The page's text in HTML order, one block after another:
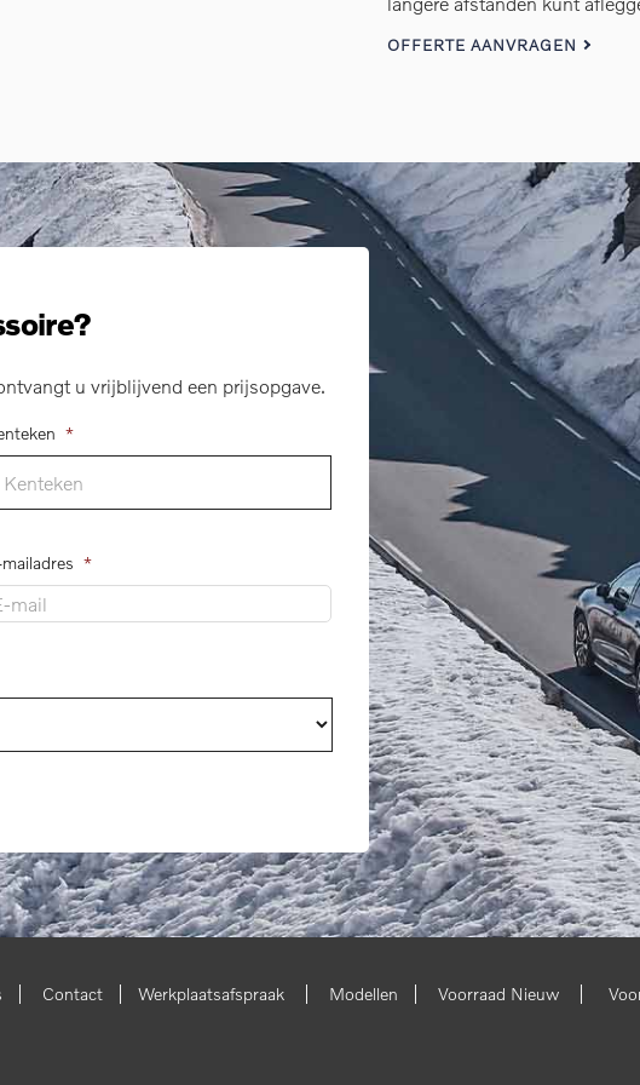
OFFERTE AANVRAGEN
u vrijblijvend een prijsopgave.
*
*
Contact Werkplaatsafspraak Modellen Voorraad Nieuw